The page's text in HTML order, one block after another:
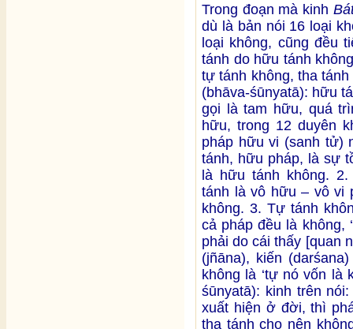
Trong đoạn mà kinh
dù là bản nói 16 loại
loại không, cũng đều
tánh do hữu tánh
tự tánh không, tha
(bhāva-śūnyatā): hữu
gọi là tam hữu, quá
hữu, trong 12 duyên
pháp hữu vi (sanh tử)
tánh, hữu pháp, là sự
là hữu tánh không. 2.
tánh là vô hữu – vô vi
không. 3. Tự tánh
cả pháp đều là không,
phải do cái thấy [quan
(jñāna), kiến
không là ‘tự nó vốn là
śūnyatā): kinh trên
xuất hiện ở đời, thì
tha tánh cho nên